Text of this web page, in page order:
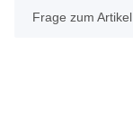
Frage zum Artikel